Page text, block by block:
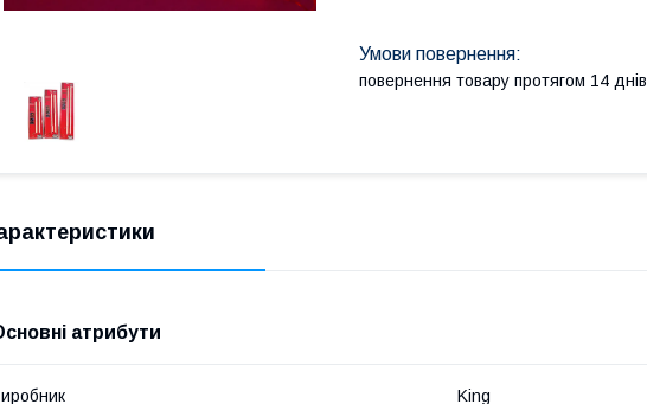
повернення товару протягом 14 днів
атрибути
King